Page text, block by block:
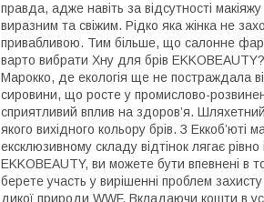
правда, адже навіть за відсутності
виразним та свіжим. Рідко яка жінка не
привабливою. Тим більше, що салонне
варто вибрати Хну для брів
Марокко, де екологія ще не постраждала
сировини, що росте у промислово-
сприятливий вплив на здоров’я.
якого вихідного кольору брів. З Еккоб’юті
ексклюзивному складу відтінок лягає
EKKOBEAUTY, ви можете бути впевнені в
берете участь у вирішенні проблем
дикої природи WWF. Вкладаючи кошти в